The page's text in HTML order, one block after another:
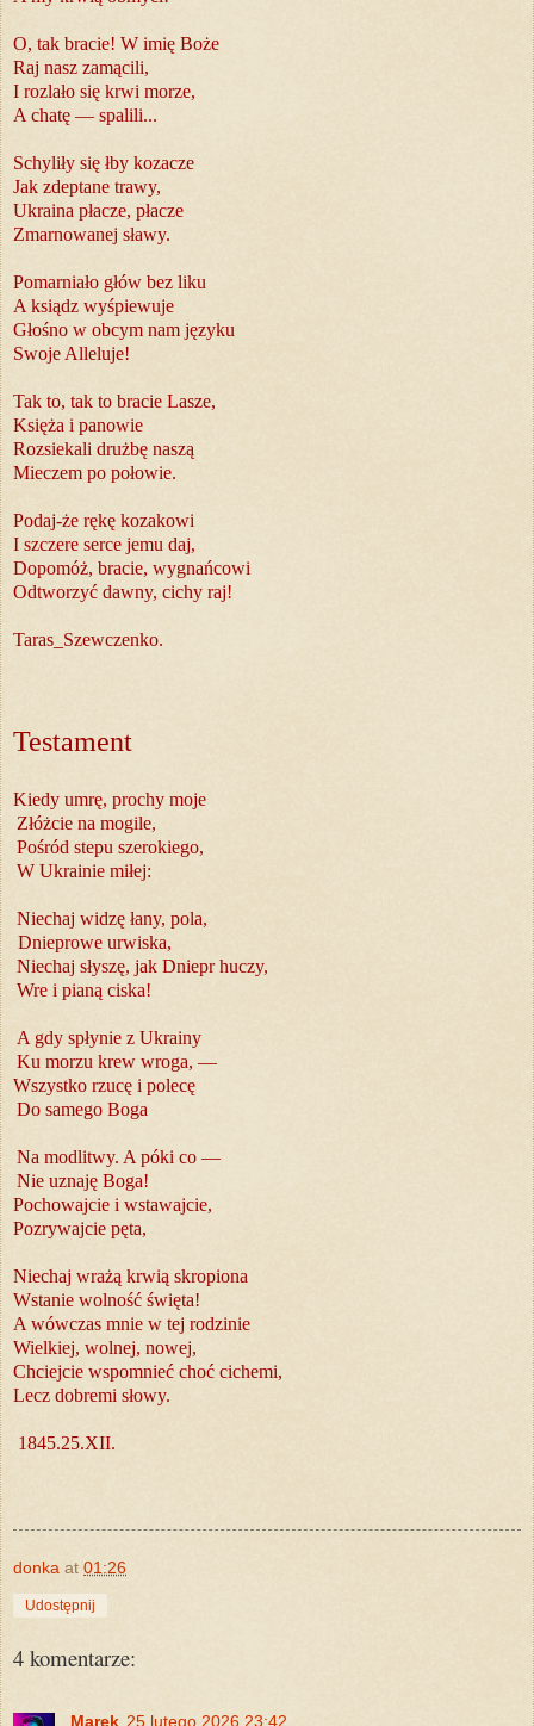
O, tak bracie! W imię Boże
Raj nasz zamącili,
I rozlało się krwi morze,
A chatę — spalili...
Schyliły się łby kozacze
Jak zdeptane trawy,
Ukraina płacze, płacze
Zmarnowanej sławy.
Pomarniało głów bez liku
A ksiądz wyśpiewuje
Głośno w obcym nam języku
Swoje Alleluje!
Tak to, tak to bracie Lasze,
Księża i panowie
Rozsiekali drużbę naszą
Mieczem po połowie.
Podaj-że rękę kozakowi
I szczere serce jemu daj,
Dopomóż, bracie, wygnańcowi
Odtworzyć dawny, cichy raj!
Taras_Szewczenko.
Testament
Kiedy umrę, prochy moje
Złóżcie na mogile,
Pośród stepu szerokiego,
W Ukrainie miłej:
Niechaj widzę łany, pola,
Dnieprowe urwiska,
Niechaj słyszę, jak Dniepr huczy,
Wre i pianą ciska!
A gdy spłynie z Ukrainy
Ku morzu krew wroga, —
Wszystko rzucę i polecę
Do samego Boga
Na modlitwy. A póki co —
Nie uznaję Boga!
Pochowajcie i wstawajcie,
Pozrywajcie pęta,
Niechaj wrażą krwią skropiona
Wstanie wolność święta!
A wówczas mnie w tej rodzinie
Wielkiej, wolnej, nowej,
Chciejcie wspomnieć choć cichemi,
Lecz dobremi słowy.
1845.25.XII.
donka at 01:26
Udostępnij
4 komentarze:
Marek 25 lutego 2026 23:42